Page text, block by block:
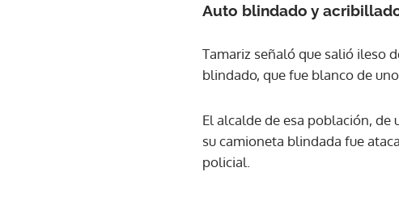
Auto blindado y
Tamariz señaló que salió ileso
blindado, que fue blanco de
El alcalde de esa población, de
su camioneta blindada fue
policial.